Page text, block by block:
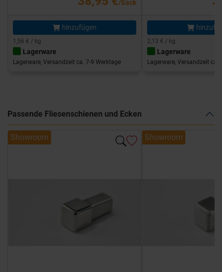
/Sack
hinzufügen
1,56 € / kg
Lagerware
Lagerware, Versandzeit ca. 7-9 Werktage
2,13 € / kg
Lagerware
Lagerware, Versandzeit ca.
Passende Fliesenschienen und Ecken
Showroom Showroom